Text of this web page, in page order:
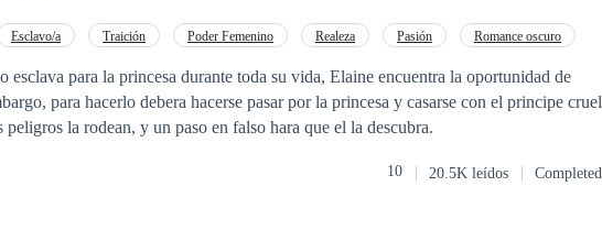
Esclavo/a Traición Poder Femenino Realeza Pasión
Romance oscuro
esclava para la princesa durante toda su vida, Elaine encuentra la oportunidad de
para hacerlo debera hacerse pasar por la princesa y casarse con el principe cruel
la rodean, y un paso en falso hara que el la descubra.
10 20.5K leídos Completed